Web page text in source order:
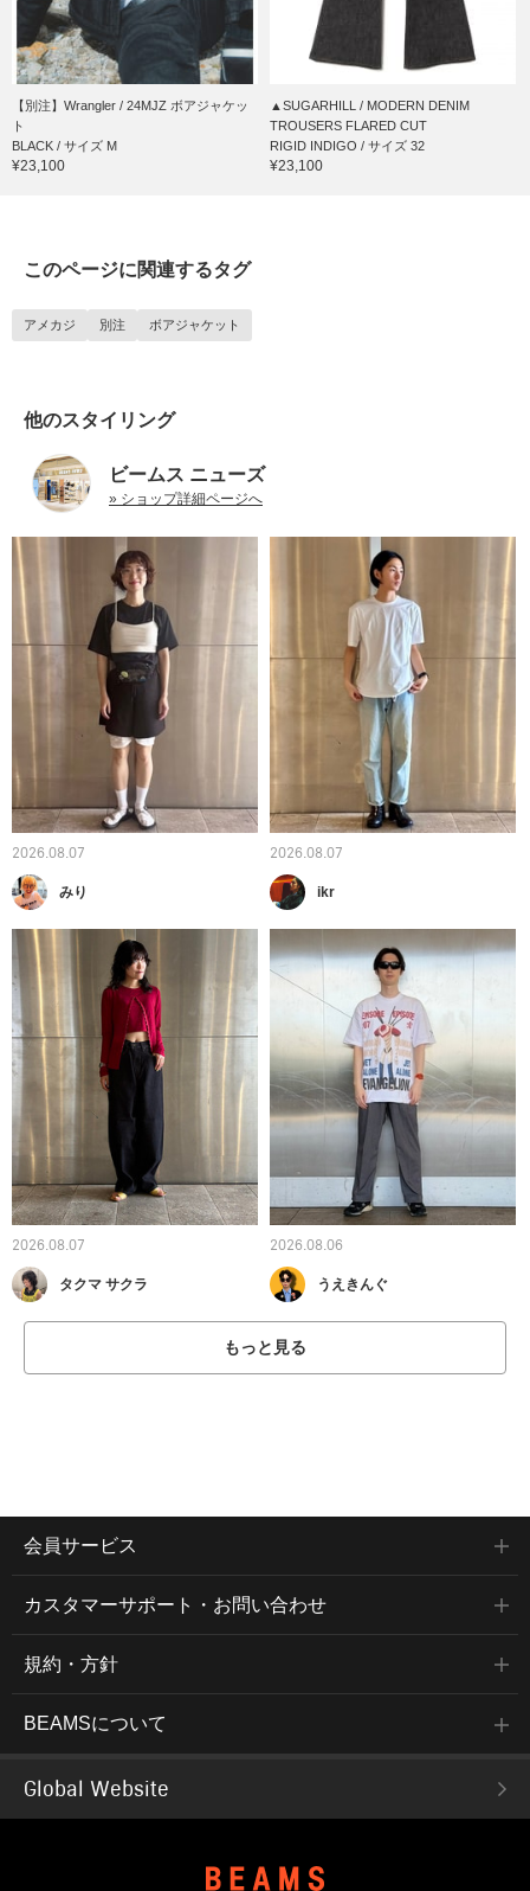
【別注】Wrangler / 24MJZ ボアジャケッ
ト
BLACK / サイズ M
¥23,100
▲SUGARHILL / MODERN DENIM
TROUSERS FLARED CUT
RIGID INDIGO / サイズ 32
¥23,100
このページに関連するタグ
アメカジ 別注 ボアジャケット
他のスタイリング
ビームス ニューズ
» ショップ詳細ページへ
2026.08.07
みり
2026.08.07
ikr
2026.08.07
タクマ サクラ
2026.08.06
うえきんぐ
もっと見る
会員サービス
カスタマーサポート・お問い合わせ
規約・方針
BEAMSについて
Global Website